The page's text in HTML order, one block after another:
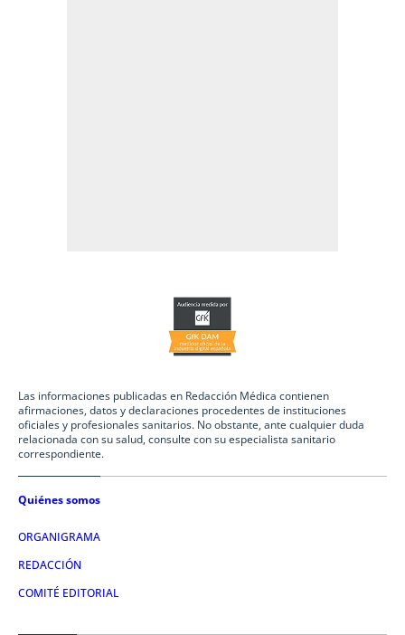
Las informaciones publicadas en Redacción Médica contienen
afirmaciones, datos y declaraciones procedentes de instituciones
oficiales y profesionales sanitarios. No obstante, ante cualquier duda
relacionada con su salud, consulte con su especialista sanitario
correspondiente.
Quiénes somos
ORGANIGRAMA
REDACCIÓN
COMITÉ EDITORIAL